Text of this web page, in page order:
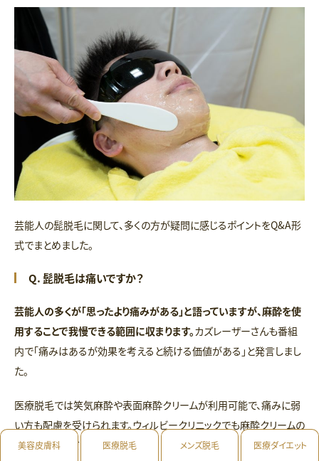
芸能人の髭脱毛に関して、多くの方が疑問に感じるポイントをQ&A形
式でまとめました。
Q. 髭脱毛は痛いですか？
芸能人の多くが「思ったより痛みがある」と語っていますが、麻酔を使
用することで我慢できる範囲に収まります。カズレーザーさんも番組
内で「痛みはあるが効果を考えると続ける価値がある」と発言しまし
た。
医療脱毛では笑気麻酔や表面麻酔クリームが利用可能で、痛みに弱
い方も配慮を受けられます。ウィルビークリニックでも麻酔クリームの
使用に対応しています。
美容皮膚科 医療脱毛 メンズ脱毛 医療ダイエット